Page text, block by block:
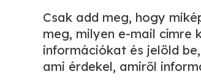
Csak add meg, hogy
meg, milyen e-mail címre
információkat és jelöld
ami érdekel, amiről